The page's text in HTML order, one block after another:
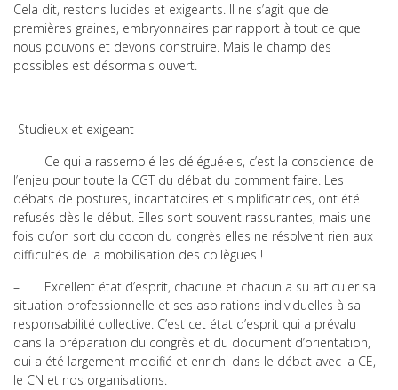
Cela dit, restons lucides et exigeants. Il ne s’agit que de
premières graines, embryonnaires par rapport à tout ce que
nous pouvons et devons construire. Mais le champ des
possibles est désormais ouvert.
-Studieux et exigeant
– Ce qui a rassemblé les délégué·e·s, c’est la conscience de
l’enjeu pour toute la CGT du débat du comment faire. Les
débats de postures, incantatoires et simplificatrices, ont été
refusés dès le début. Elles sont souvent rassurantes, mais une
fois qu’on sort du cocon du congrès elles ne résolvent rien aux
difficultés de la mobilisation des collègues !
– Excellent état d’esprit, chacune et chacun a su articuler sa
situation professionnelle et ses aspirations individuelles à sa
responsabilité collective. C’est cet état d’esprit qui a prévalu
dans la préparation du congrès et du document d’orientation,
qui a été largement modifié et enrichi dans le débat avec la CE,
le CN et nos organisations.